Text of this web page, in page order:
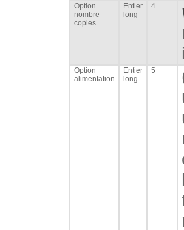
Option
nombre
copies
Entier
long
4
Option
alimentation
Entier
long
5